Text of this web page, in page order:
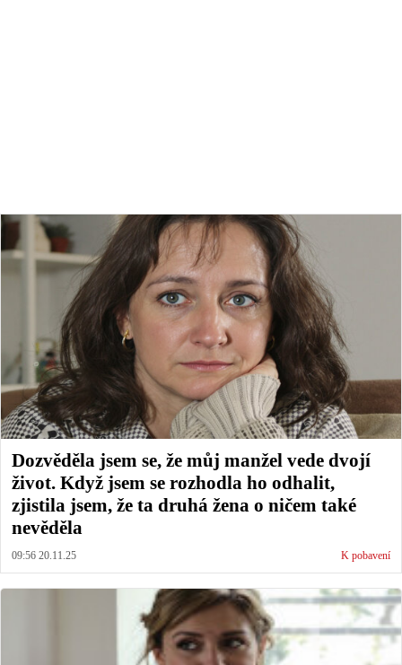
Dozvěděla jsem se, že můj manžel vede dvojí
život. Když jsem se rozhodla ho odhalit,
zjistila jsem, že ta druhá žena o ničem také
nevěděla
09:56 20.11.25 K pobavení